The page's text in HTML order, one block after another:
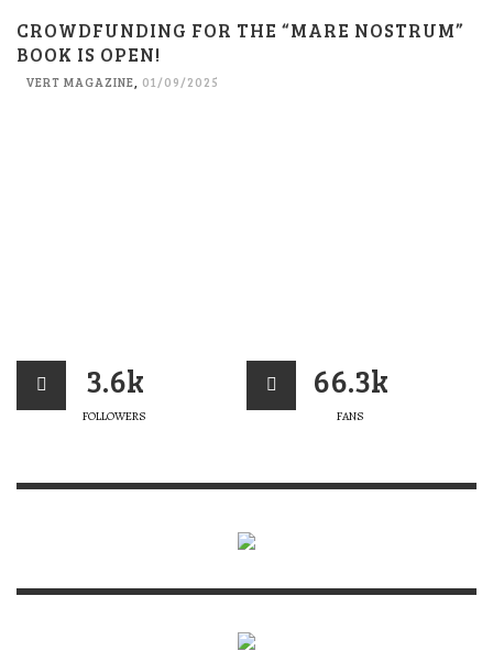
CROWDFUNDING FOR THE “MARE NOSTRUM”
BOOK IS OPEN!
VERT MAGAZINE, 01/09/2025
3.6k
FOLLOWERS
66.3k
FANS